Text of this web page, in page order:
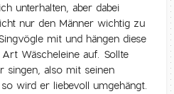
unterhalten, aber dabei
nur den Männer wichtig zu
mit und hängen diese
Wäscheleine auf. Sollte
singen, also mit seinen
wird er liebevoll umgehängt.